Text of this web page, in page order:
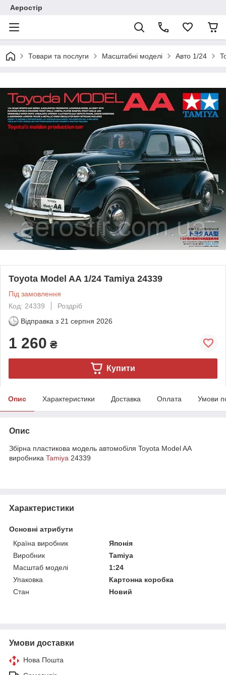
Аеростір
Товари та послуги Масштабні моделі Авто 1/24
Toyota Model AA 1/24 Tamiya 24339
Під замовлення
Код: 24339
Роздріб
Відправка з 21 серпня 2026
1 260 ₴
Купити
Опис Характеристики Доставка Оплата Умови
Опис
Збірна пластикова модель автомобіля Toyota Model AA
виробника Tamiya 24339
Характеристики
Основні атрибути
Країна виробник
Японія
Виробник
Tamiya
Масштаб моделі
1:24
Упаковка
Картонна коробка
Стан
Новий
Умови доставки
Нова Пошта